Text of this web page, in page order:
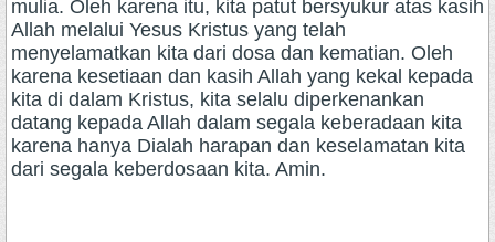
mulia. Oleh karena itu, kita patut bersyukur atas kasih
Allah melalui Yesus Kristus yang telah
menyelamatkan kita dari dosa dan kematian. Oleh
karena kesetiaan dan kasih Allah yang kekal kepada
kita di dalam Kristus, kita selalu diperkenankan
datang kepada Allah dalam segala keberadaan kita
karena hanya Dialah harapan dan keselamatan kita
dari segala keberdosaan kita. Amin.